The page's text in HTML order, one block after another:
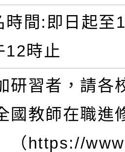
時間:即日起至
12時止
研習者，請各
國教師在職進
（https://